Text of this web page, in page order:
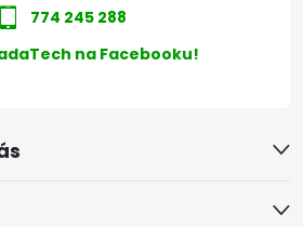
774 245 288
na Facebooku!